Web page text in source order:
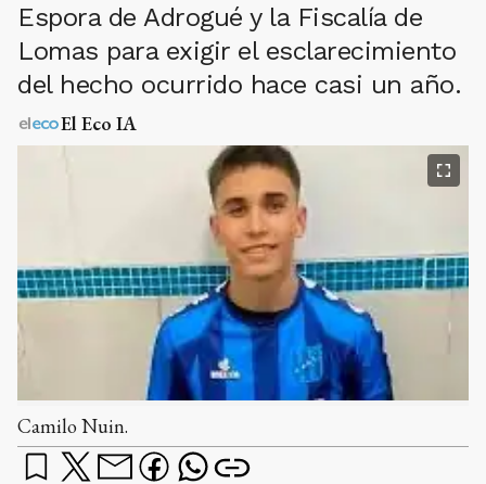
Espora de Adrogué y la Fiscalía de
Lomas para exigir el esclarecimiento
del hecho ocurrido hace casi un año.
El Eco IA
Camilo Nuin.